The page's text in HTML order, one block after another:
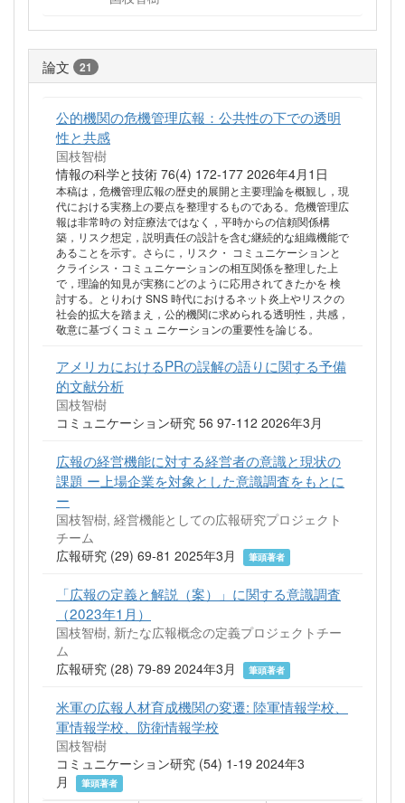
論文 21
公的機関の危機管理広報：公共性の下での透明
性と共感
国枝智樹
情報の科学と技術 76(4) 172-177 2026年4月1日
本稿は，危機管理広報の歴史的展開と主要理論を概観し，現
代における実務上の要点を整理するものである。危機管理広
報は非常時の 対症療法ではなく，平時からの信頼関係構
築，リスク想定，説明責任の設計を含む継続的な組織機能で
あることを示す。さらに，リスク・ コミュニケーションと
クライシス・コミュニケーションの相互関係を整理した上
で，理論的知見が実務にどのように応用されてきたかを 検
討する。とりわけ SNS 時代におけるネット炎上やリスクの
社会的拡大を踏まえ，公的機関に求められる透明性，共感，
敬意に基づくコミュ ニケーションの重要性を論じる。
アメリカにおけるPRの誤解の語りに関する予備
的文献分析
国枝智樹
コミュニケーション研究 56 97-112 2026年3月
広報の経営機能に対する経営者の意識と現状の
課題 ー上場企業を対象とした意識調査をもとに
ー
国枝智樹, 経営機能としての広報研究プロジェクト
チーム
広報研究 (29) 69-81 2025年3月
筆頭著者
「広報の定義と解説（案）」に関する意識調査
（2023年1月）
国枝智樹, 新たな広報概念の定義プロジェクトチー
ム
広報研究 (28) 79-89 2024年3月
筆頭著者
米軍の広報人材育成機関の変遷: 陸軍情報学校、
軍情報学校、防衛情報学校
国枝智樹
コミュニケーション研究 (54) 1-19 2024年3
月
筆頭著者